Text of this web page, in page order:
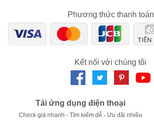
Phương thức thanh toán
Kết nối với chúng tôi
Tải ứng dụng điện thoại
Check giá nhanh - Tìm kiếm dễ - Ưu đãi nhiều